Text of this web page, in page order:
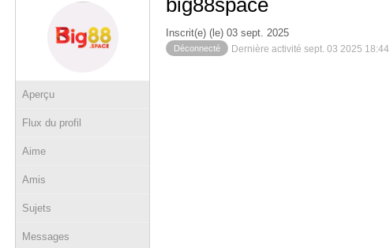
Aperçu
Flux du profil
Aime
Amis
Sujets
Messages
big88space
Inscrit(e) (le) 03 sept. 2025
Déconnecté Dernière activité sept. 03 2025 18:44